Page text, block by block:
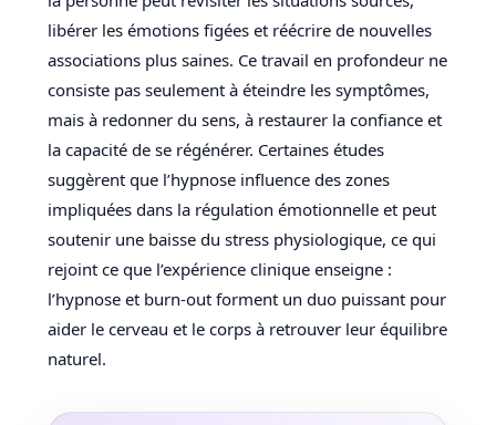
libérer les émotions figées et réécrire de nouvelles
associations plus saines. Ce travail en profondeur ne
consiste pas seulement à éteindre les symptômes,
mais à redonner du sens, à restaurer la confiance et
la capacité de se régénérer. Certaines études
suggèrent que l’hypnose influence des zones
impliquées dans la régulation émotionnelle et peut
soutenir une baisse du stress physiologique, ce qui
rejoint ce que l’expérience clinique enseigne :
l’hypnose et burn-out forment un duo puissant pour
aider le cerveau et le corps à retrouver leur équilibre
naturel.